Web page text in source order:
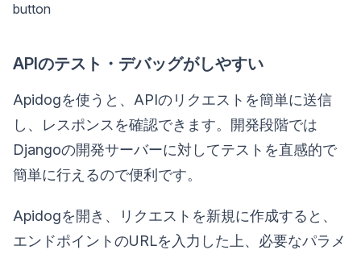
button
APIのテスト・デバッグがしやすい
Apidogを使うと、APIのリクエストを簡単に送信
し、レスポンスを確認できます。開発段階では
Djangoの開発サーバーに対してテストを直感的で
簡単に行えるので便利です。
Apidogを開き、リクエストを新規に作成すると、
エンドポイントのURLを入力した上、必要なパラメ